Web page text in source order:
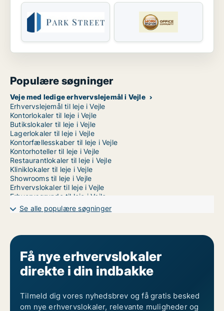
Populære søgninger
Veje med ledige erhvervslejemål i Vejle
Erhvervslejemål til leje i Vejle
Kontorlokaler til leje i Vejle
Butikslokaler til leje i Vejle
Lagerlokaler til leje i Vejle
Kontorfællesskaber til leje i Vejle
Kontorhoteller til leje i Vejle
Restaurantlokaler til leje i Vejle
Kliniklokaler til leje i Vejle
Showrooms til leje i Vejle
Erhvervslokaler til leje i Vejle
Erhvervsgrunde til leje i Vejle
Garager til leje i Vejle
Værkstedslokaler til leje i Vejle Centrum
Se alle populære søgninger
Få nye erhvervslokaler
direkte i din indbakke
Tilmeld dig vores nyhedsbrev og få gratis besked
om nye erhvervslokaler, relevante muligheder og